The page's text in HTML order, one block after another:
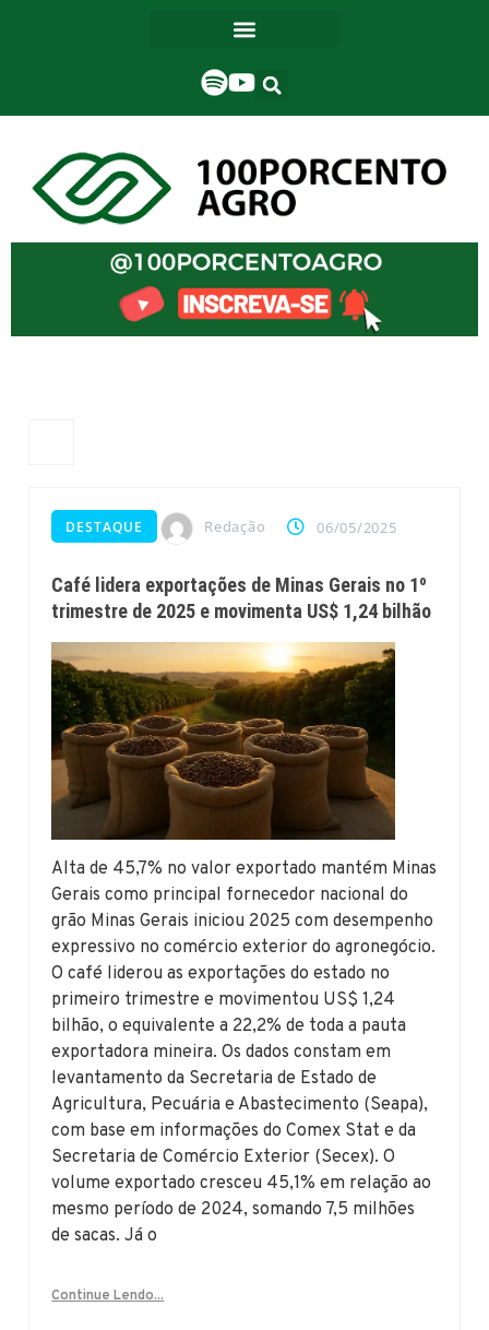
DESTAQUE Redação 06/05/2025
Café lidera exportações de Minas Gerais no 1º
trimestre de 2025 e movimenta US$ 1,24 bilhão
Alta de 45,7% no valor exportado mantém Minas
Gerais como principal fornecedor nacional do
grão Minas Gerais iniciou 2025 com desempenho
expressivo no comércio exterior do agronegócio.
O café liderou as exportações do estado no
primeiro trimestre e movimentou US$ 1,24
bilhão, o equivalente a 22,2% de toda a pauta
exportadora mineira. Os dados constam em
levantamento da Secretaria de Estado de
Agricultura, Pecuária e Abastecimento (Seapa),
com base em informações do Comex Stat e da
Secretaria de Comércio Exterior (Secex). O
volume exportado cresceu 45,1% em relação ao
mesmo período de 2024, somando 7,5 milhões
de sacas. Já o
Continue Lendo...